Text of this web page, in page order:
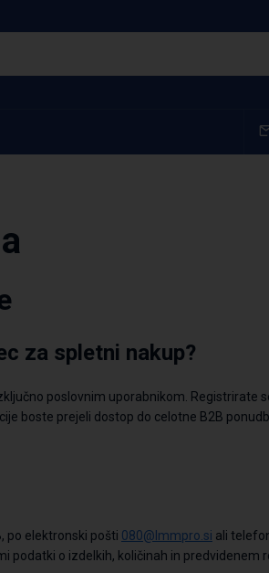
za spletni nakup?
poslovnim uporabnikom. Registrirate
boste prejeli dostop do celotne B2B
, po elektronski pošti 080@lmmpro.si ali
podatki o izdelkih, količinah in predvidenem